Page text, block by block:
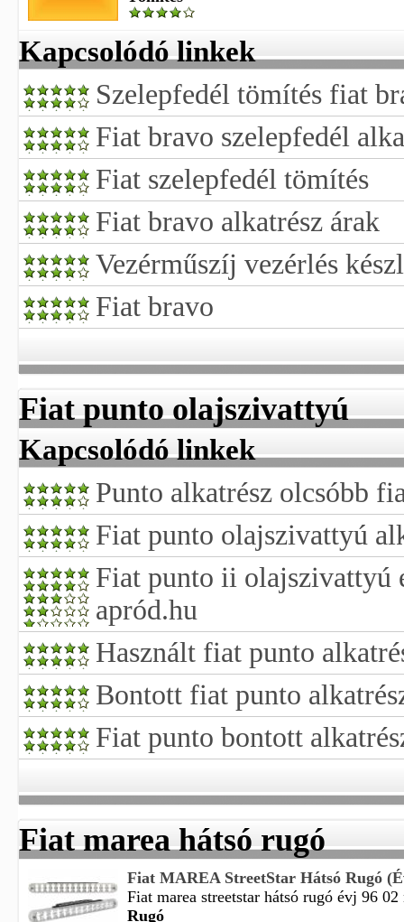
Kapcsolódó linkek
Szelepfedél tömítés fiat
Fiat bravo szelepfedél
Fiat szelepfedél tömítés
Fiat bravo alkatrész árak
Vezérműszíj vezérlés
Fiat bravo
Fiat punto olajszivattyú
Kapcsolódó linkek
Punto alkatrész olcsóbb
Fiat punto olajszivattyú
Fiat punto ii olajszivattyú
apród.hu
Használt fiat punto
Bontott fiat punto
Fiat punto bontott
Fiat marea hátsó rugó
Fiat MAREA StreetStar Hátsó Rugó
Fiat marea streetstar hátsó rugó évj 96
Rugó